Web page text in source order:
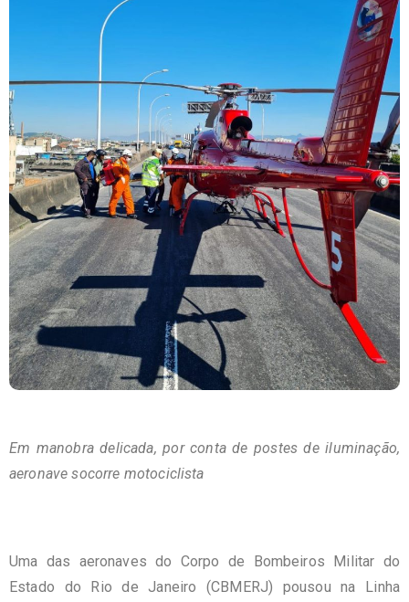
Em manobra delicada, por conta de postes de iluminação,
aeronave socorre motociclista
Uma das aeronaves do Corpo de Bombeiros Militar do
Estado do Rio de Janeiro (CBMERJ) pousou na Linha